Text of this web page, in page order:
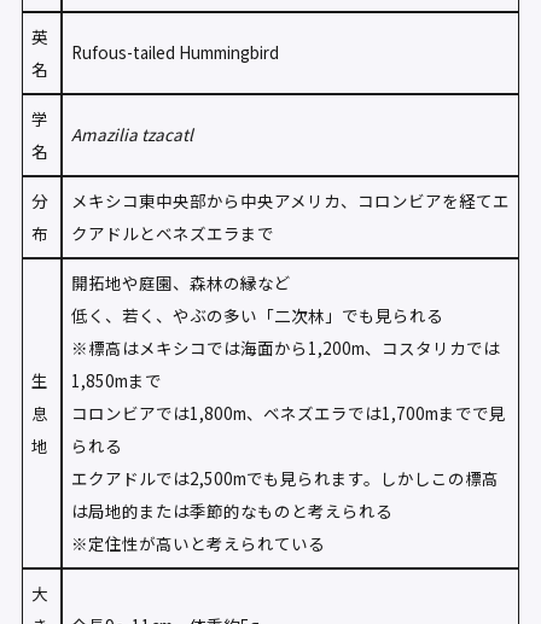
英
名
Rufous-tailed Hummingbird
学
名
Amazilia tzacatl
分
布
メキシコ東中央部から中央アメリカ、コロンビアを経てエ
クアドルとベネズエラまで
生
息
地
開拓地や庭園、森林の縁など
低く、若く、やぶの多い「二次林」でも見られる
※標高はメキシコでは海面から1,200m、コスタリカでは
1,850mまで
コロンビアでは1,800m、ベネズエラでは1,700mまでで見
られる
エクアドルでは2,500mでも見られます。しかしこの標高
は局地的または季節的なものと考えられる
※定住性が高いと考えられている
大